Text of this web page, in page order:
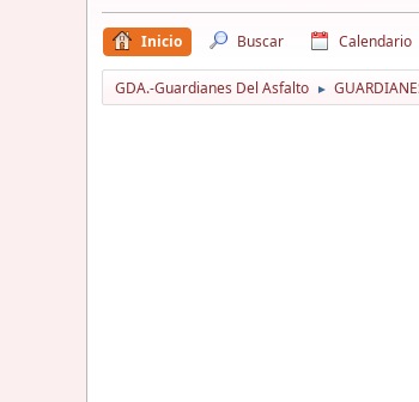
Inicio Buscar Calendario
GDA.-Guardianes Del Asfalto ►